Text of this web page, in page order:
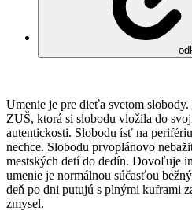
Umenie je pre dieťa svetom
ZUŠ, ktorá si slobodu vložila do
autentickosti. Slobodu ísť na
nechce. Slobodu prvoplánovo
mestských detí do dedín. Dovoľuje
umenie je normálnou súčasťou
deň po dni putujú s plnými kuframi
zmysel.